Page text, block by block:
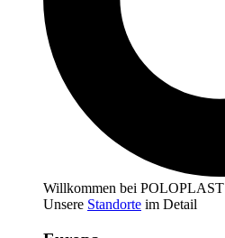
Willkommen bei POLOPLAST
Unsere Standorte im Detail